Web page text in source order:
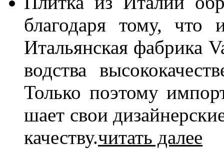
бла­го­да­ря то­му, что
Ита­льян­ская фаб­ри­ка
вод­ства
Толь­ко по­это­му
ша­ет свои
ка­че­ству.читать далее